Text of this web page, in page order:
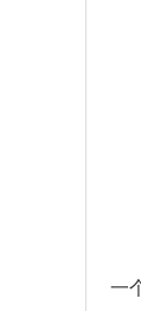
一